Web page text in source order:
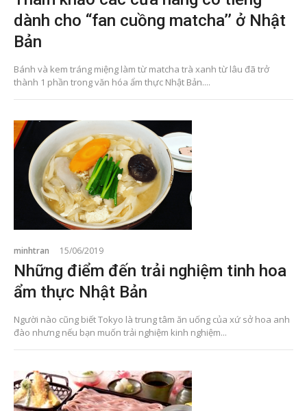
dành cho ‘‘fan cuồng matcha’’ ở Nhật
Bản
Bánh và kem tráng miệng làm từ matcha trà xanh từ lâu đã trở
thành 1 phần trong văn hóa ẩm thực Nhật Bản....
minhtran 15/06/2019
Những điểm đến trải nghiệm tinh hoa
ẩm thực Nhật Bản
Người nào cũng biết Tokyo là trung tâm ăn uống của xứ sở hoa anh
đào nhưng nếu bạn muốn trải nghiệm kinh nghiệm...